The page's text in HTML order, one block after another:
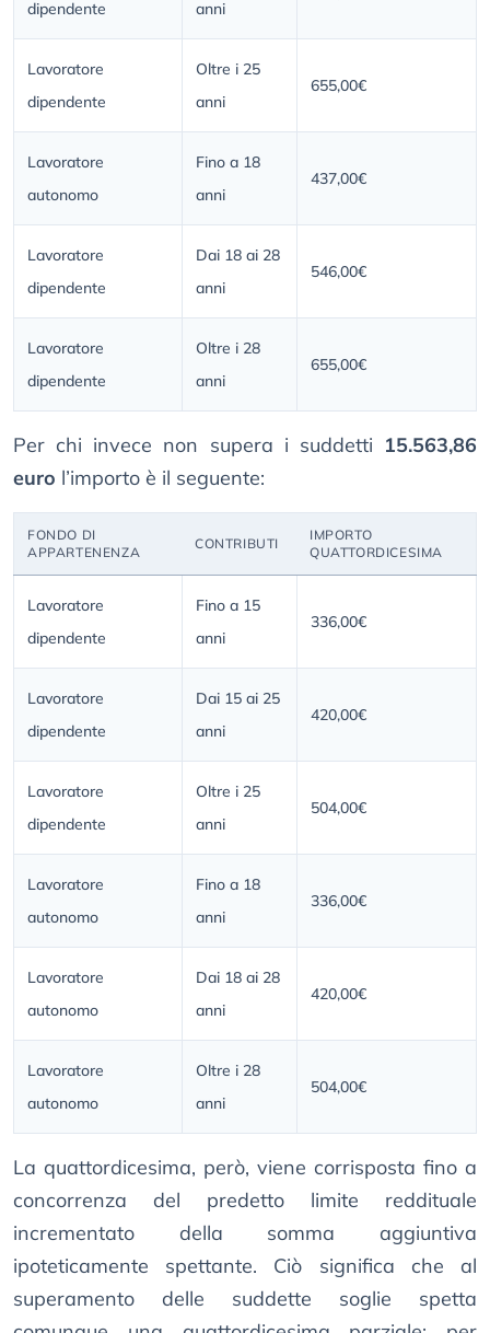
dipendente
anni
Lavoratore
dipendente
Oltre i 25
anni
655,00€
Lavoratore
autonomo
Fino a 18
anni
437,00€
Lavoratore
dipendente
Dai 18 ai 28
anni
546,00€
Lavoratore
dipendente
Oltre i 28
anni
655,00€
Per chi invece non supera i suddetti 15.563,86
euro l’importo è il seguente:
FONDO DI
APPARTENENZA
CONTRIBUTI
IMPORTO
QUATTORDICESIMA
Lavoratore
dipendente
Fino a 15
anni
336,00€
Lavoratore
dipendente
Dai 15 ai 25
anni
420,00€
Lavoratore
dipendente
Oltre i 25
anni
504,00€
Lavoratore
autonomo
Fino a 18
anni
336,00€
Lavoratore
autonomo
Dai 18 ai 28
anni
420,00€
Lavoratore
autonomo
Oltre i 28
anni
504,00€
La quattordicesima, però, viene corrisposta fino a
concorrenza del predetto limite reddituale
incrementato della somma aggiuntiva
ipoteticamente spettante. Ciò significa che al
superamento delle suddette soglie spetta